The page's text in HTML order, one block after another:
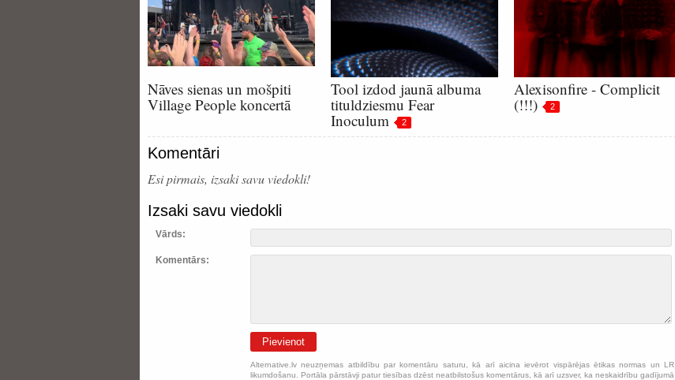
Nāves sienas un mošpiti
Village People koncertā
Tool izdod jaunā albuma
tituldziesmu Fear
Inoculum
2
Alexisonfire - Complicit
(!!!)
2
Komentāri
Esi pirmais, izsaki savu viedokli!
Izsaki savu viedokli
Vārds:
Komentārs:
Pievienot
Alternative.lv neuzņemas atbildību par komentāru saturu, kā arī aicina ievērot vispārējas ētikas normas un LR
likumdošanu. Portāla pārstāvji patur tiesības dzēst neatbilstošus komentārus, kā arī uzsver, ka neskaidrību gadījumā